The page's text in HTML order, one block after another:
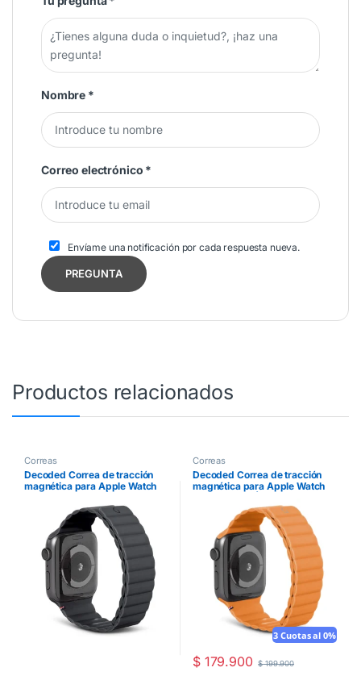
Nombre *
Correo electrónico *
Envíame una notificación por cada respuesta nueva.
Productos relacionados
Correas
Decoded Correa de tracción
magnética para Apple Watch
Correas
Decoded Correa de tracción
magnética para Apple Watch
3 Cuotas al 0%
$179.900 $199.900